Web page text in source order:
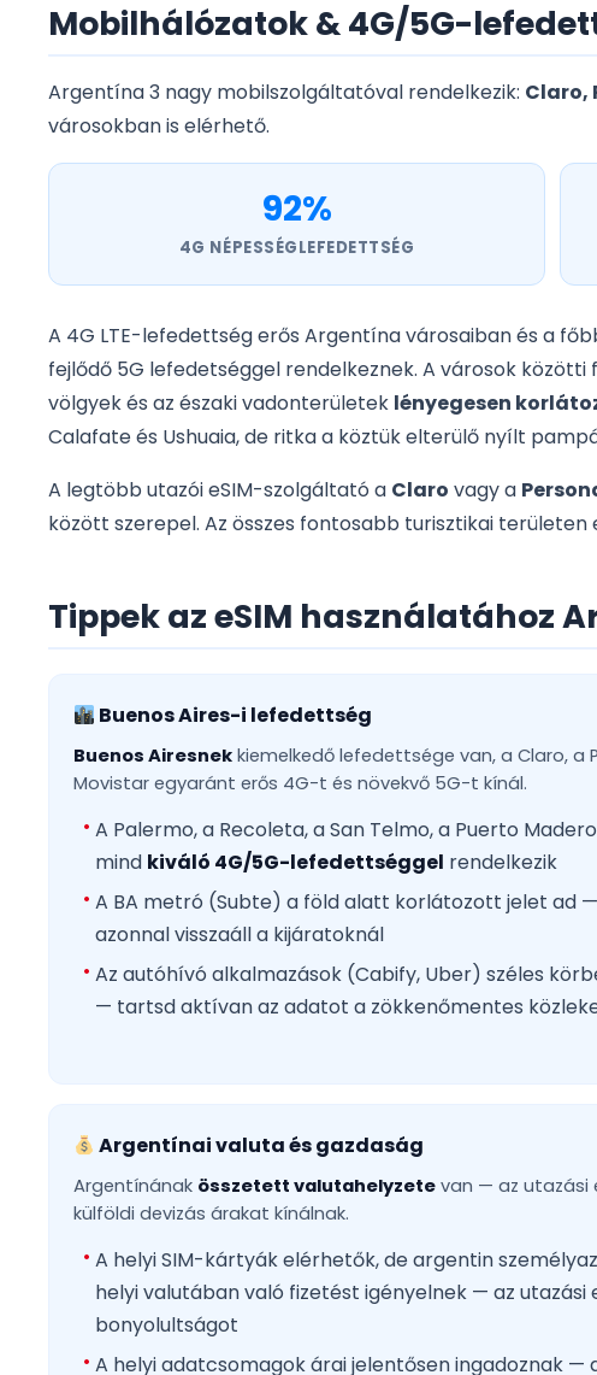
Mobilhálózatok & 4G/5G-
Argentína 3 nagy mobilszolgáltatóval rendelkezik: Claro,
városokban is elérhető.
92%
4G NÉPESSÉGLEFEDETTSÉG
A 4G LTE-lefedettség erős Argentína városaiban és a
fejlődő 5G lefedetséggel rendelkeznek. A városok
völgyek és az északi vadonterületek lényegesen
Calafate és Ushuaia, de ritka a köztük elterülő nyílt
A legtöbb utazói eSIM-szolgáltató a Claro vagy a
között szerepel. Az összes fontosabb turisztikai
Tippek az eSIM használatához
Buenos Aires-i lefedettség
Buenos Airesnek kiemelkedő lefedettsége van, a Claro, a
Movistar egyaránt erős 4G-t és növekvő 5G-t kínál.
A Palermo, a Recoleta, a San Telmo, a Puerto
mind kiváló 4G/5G-lefedettséggel rendelkezik
A BA metró (Subte) a föld alatt korlátozott jelet ad
azonnal visszaáll a kijáratoknál
Az autóhívó alkalmazások (Cabify, Uber) széles
— tartsd aktívan az adatot a zökkenőmentes
Argentínai valuta és gazdaság
Argentínának összetett valutahelyzete van — az utazási
külföldi devizás árakat kínálnak.
A helyi SIM-kártyák elérhetők, de argentin
helyi valutában való fizetést igényelnek — az utazási
bonyolultságot
A helyi adatcsomagok árai jelentősen ingadoznak —